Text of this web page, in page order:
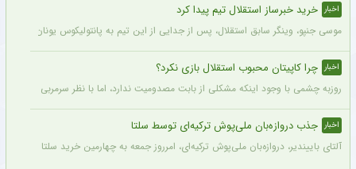
اخبار خرید خبرساز استقلال تیم پیدا کرد
موسی جنپو، وینگر سابق استقلال، پس از جدایی از این تیم به پانتولیکوس یونان
اخبار چرا کاپیتان محبوب استقلال بازی نکرد؟
روزبه چشمی با وجود اینکه مشکلی از بابت مصدومیت ندارد، اما با نظر سرمربی استقلال
اخبار جذب دروازه‌بان ملی‌پوش ترکیه‌ای توسط سلتا
آلتای باییندیر، دروازه‌بان ملی‌پوش ترکیه‌ای، امرروز جمعه به چهارمین خرید سلتا برای فصل ۲۷-۲۰۲۶ تبدیل